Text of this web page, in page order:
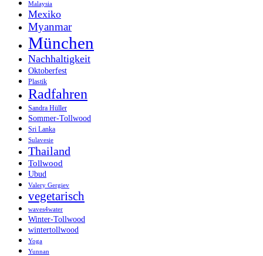
Malaysia
Mexiko
Myanmar
München
Nachhaltigkeit
Oktoberfest
Plastik
Radfahren
Sandra Hüller
Sommer-Tollwood
Sri Lanka
Sulavesie
Thailand
Tollwood
Ubud
Valery Gergiev
vegetarisch
waves4water
Winter-Tollwood
wintertollwood
Yoga
Yunnan